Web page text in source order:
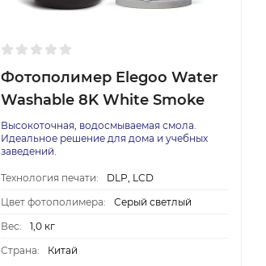
Фотополимер Elegoo Water
Washable 8K White Smoke
Высокоточная, водосмываемая смола.
Идеальное решение для дома и учебных
заведений.
Технология печати:
DLP, LCD
Цвет фотополимера:
Серый светлый
Вес:
1,0 кг
Страна:
Китай